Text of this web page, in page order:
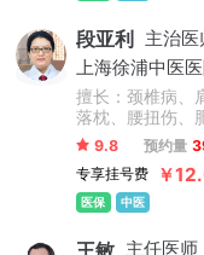
段亚利 主治医
上海徐浦中医
擅长：颈椎病、
落枕、腰扭伤、
瘫后遗症、脊柱
叉综合症、强
管理等相关疾病
9.8 预约量
专享挂号费
￥
医保 中医
王敏 主任医师